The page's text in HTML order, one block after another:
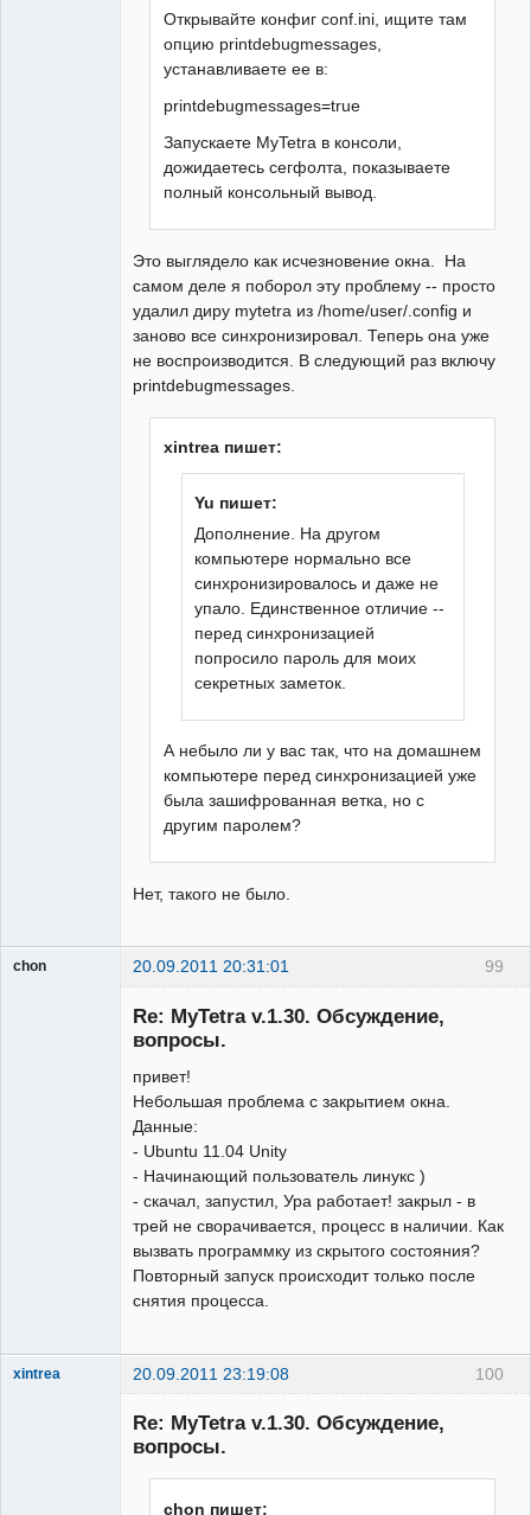
Открывайте конфиг conf.ini, ищите там
опцию printdebugmessages,
устанавливаете ее в:
printdebugmessages=true
Запускаете MyTetra в консоли,
дожидаетесь сегфолта, показываете
полный консольный вывод.
Это выглядело как исчезновение окна. На
самом деле я поборол эту проблему -- просто
удалил диру mytetra из /home/user/.config и
заново все синхронизировал. Теперь она уже
не воспроизводится. В следующий раз включу
printdebugmessages.
xintrea пишет:
Yu пишет:
Дополнение. На другом
компьютере нормально все
синхронизировалось и даже не
упало. Единственное отличие --
перед синхронизацией
попросило пароль для моих
секретных заметок.
А небыло ли у вас так, что на домашнем
компьютере перед синхронизацией уже
была зашифрованная ветка, но с
другим паролем?
Нет, такого не было.
99
chon 20.09.2011 20:31:01
Re: MyTetra v.1.30. Обсуждение,
вопросы.
привет!
Небольшая проблема с закрытием окна.
Данные:
- Ubuntu 11.04 Unity
- Начинающий пользователь линукс )
- скачал, запустил, Ура работает! закрыл - в
трей не сворачивается, процесс в наличии. Как
вызвать программку из скрытого состояния?
Повторный запуск происходит только после
снятия процесса.
100
xintrea 20.09.2011 23:19:08
Re: MyTetra v.1.30. Обсуждение,
вопросы.
chon пишет: